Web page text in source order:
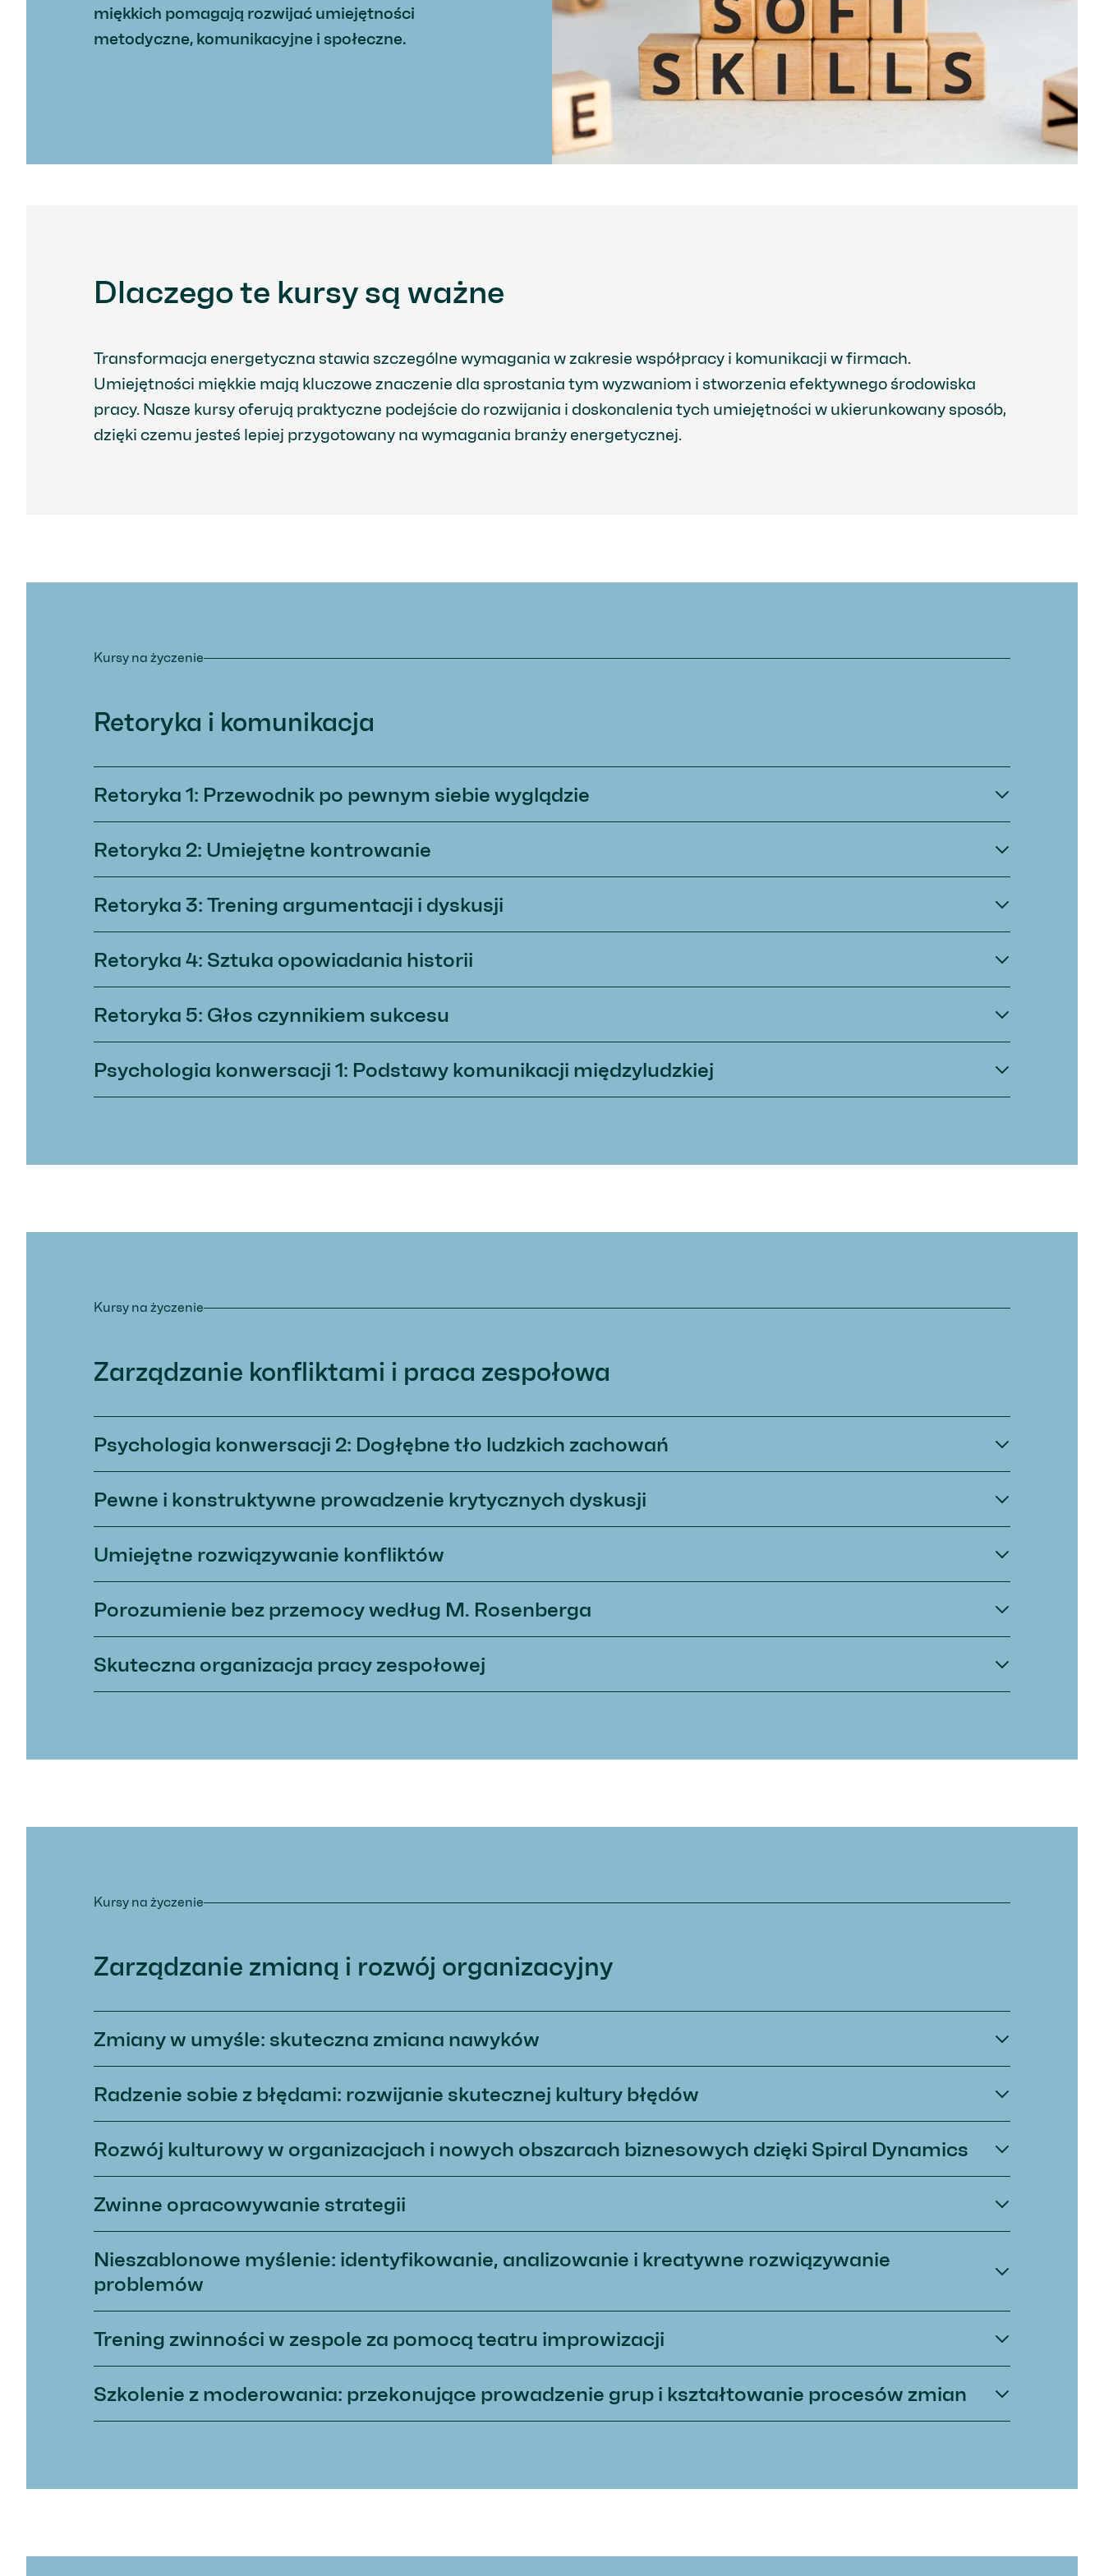
miękkich pomagają rozwijać umiejętności
metodyczne, komunikacyjne i społeczne.
Dlaczego te kursy są ważne
Transformacja energetyczna stawia szczególne wymagania w zakresie współpracy i komunikacji w firmach.
Umiejętności miękkie mają kluczowe znaczenie dla sprostania tym wyzwaniom i stworzenia efektywnego środowiska
pracy. Nasze kursy oferują praktyczne podejście do rozwijania i doskonalenia tych umiejętności w ukierunkowany sposób,
dzięki czemu jesteś lepiej przygotowany na wymagania branży energetycznej.
Kursy na życzenie
Retoryka i komunikacja
Retoryka 1: Przewodnik po pewnym siebie wyglądzie
Retoryka 2: Umiejętne kontrowanie
Retoryka 3: Trening argumentacji i dyskusji
Retoryka 4: Sztuka opowiadania historii
Retoryka 5: Głos czynnikiem sukcesu
Psychologia konwersacji 1: Podstawy komunikacji międzyludzkiej
Kursy na życzenie
Zarządzanie konfliktami i praca zespołowa
Psychologia konwersacji 2: Dogłębne tło ludzkich zachowań
Pewne i konstruktywne prowadzenie krytycznych dyskusji
Umiejętne rozwiązywanie konfliktów
Porozumienie bez przemocy według M. Rosenberga
Skuteczna organizacja pracy zespołowej
Kursy na życzenie
Zarządzanie zmianą i rozwój organizacyjny
Zmiany w umyśle: skuteczna zmiana nawyków
Radzenie sobie z błędami: rozwijanie skutecznej kultury błędów
Rozwój kulturowy w organizacjach i nowych obszarach biznesowych dzięki Spiral Dynamics
Zwinne opracowywanie strategii
Nieszablonowe myślenie: identyfikowanie, analizowanie i kreatywne rozwiązywanie
problemów
Trening zwinności w zespole za pomocą teatru improwizacji
Szkolenie z moderowania: przekonujące prowadzenie grup i kształtowanie procesów zmian